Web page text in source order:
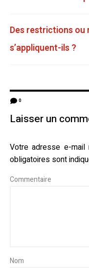
Des restrictions
s’appliquent-ils ?
0
Laisser un
Votre adresse e-
obligatoires sont